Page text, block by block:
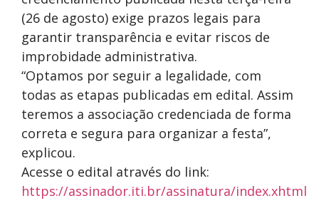
(26 de agosto) exige prazos legais para
garantir transparência e evitar riscos de
improbidade administrativa.
“Optamos por seguir a legalidade, com
todas as etapas publicadas em edital. Assim
teremos a associação credenciada de forma
correta e segura para organizar a festa”,
explicou.
Acesse o edital através do link:
https://assinador.iti.br/assinatura/index.xhtml